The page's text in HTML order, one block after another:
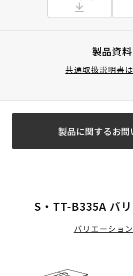
製品資料
共通取扱説明書
製品に関するお問
S・TT-B335A バ
バリエーショ